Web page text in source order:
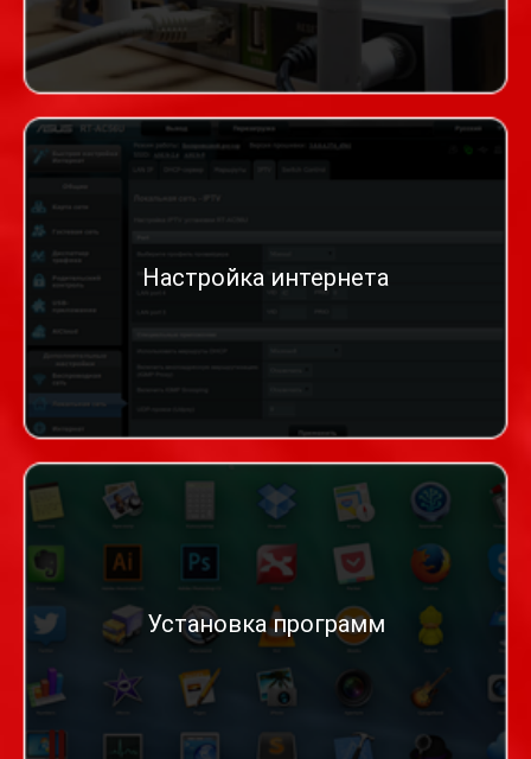
Настройка интернета
Установка программ